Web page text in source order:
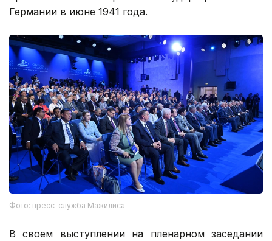
Германии в июне 1941 года.
Фото: пресс-служба Мажилиса
В своем выступлении на пленарном заседании